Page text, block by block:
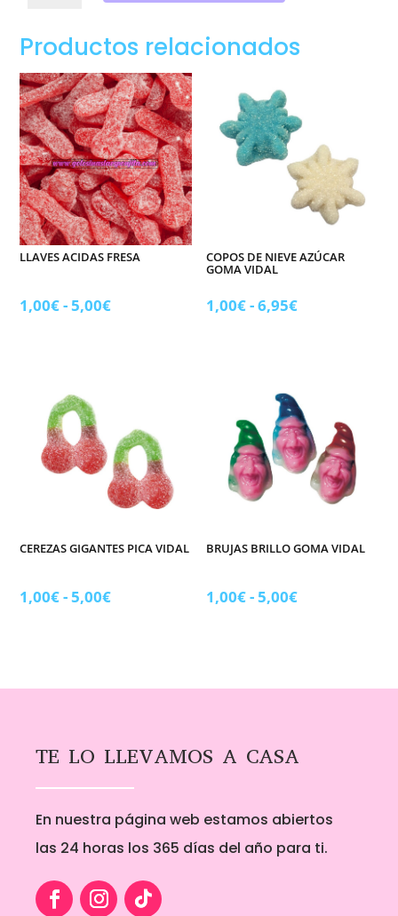
Vidal
cantidad
Productos relacionados
LLAVES ACIDAS FRESA
1,00€-5,00€Rango
5,00€
COPOS DE NIEVE AZÚCAR
GOMA VIDAL
1,00€-6,95€Rango
1,00€
hasta
6,95€
CEREZAS GIGANTES PICA VIDAL
1,00€-5,00€Rango
1,00€
BRUJAS BRILLO GOMA VIDAL
1,00€-5,00€Rango
1,00€
TE LO LLEVAMOS A CASA
En nuestra página web estamos abiertos
las 24 horas los 365 días del año para ti.